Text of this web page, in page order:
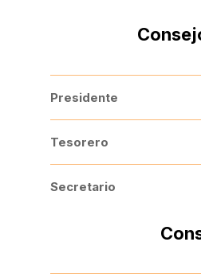
Presidente
Tesorero
Secretario